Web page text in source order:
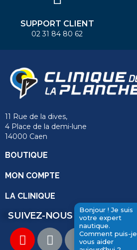
Bonjour ! Je suis
votre expert
nautique.
Comment puis-je
vous aider
SUPPORT CLIENT
02 31 84 80 62
11 Rue de la dives,
4 Place de la demi-lune
14000 Caen
BOUTIQUE
MON COMPTE
LA CLINIQUE
SUIVEZ-NOUS